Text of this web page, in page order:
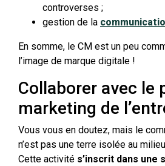
controverses ;
gestion de la
En somme, le CM est un peu
l’image de marque digitale !
Collaborer avec le
marketing de
Vous vous en doutez, mais le
n’est pas une terre isolée au
Cette activité s’inscrit dans une